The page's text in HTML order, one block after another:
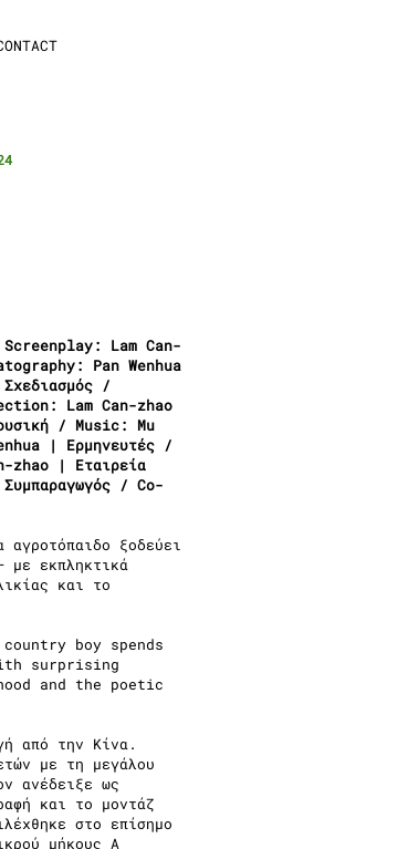
Lam Can-
Pan Wenhua
/
Lam Can-zhao
/ Music: Mu
| Ερμηνευτές /
zhao | Εταιρεία
/ Co-
ξοδεύει
με εκπληκτικά
και το
boy spends
surprising
and the poetic
από την Κίνα.
με τη μεγάλου
ανέδειξε ως
και το μοντάζ
στο επίσημο
μήκους A